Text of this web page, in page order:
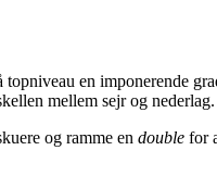
en imponerende
mellem sejr og nederlag.
og ramme en double for